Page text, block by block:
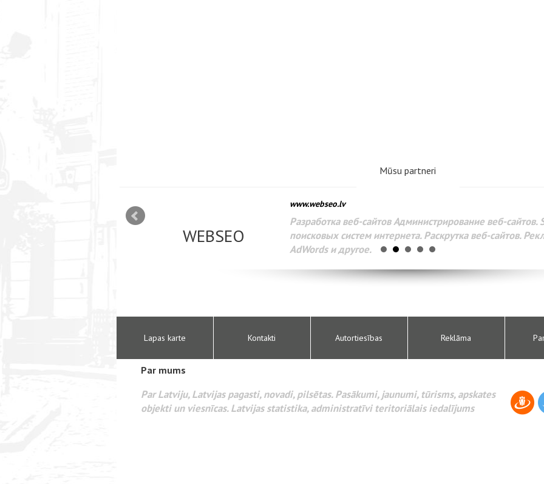
Mūsu partneri
WEBSEO
www.webseo.lv
Разработка веб-сайтов Администрирование веб-сайтов.
поисковых систем интернета. Раскрутка веб-сайтов.
AdWords и другое.
Lapas karte Kontakti Autortiesības Reklāma
Par mums
Par Latviju, Latvijas pagasti, novadi, pilsētas. Pasākumi, jaunumi, tūrisms, apskates
objekti un viesnīcas. Latvijas statistika, administratīvi teritoriālais iedalījums